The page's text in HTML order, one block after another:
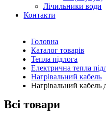
Лічильники води
Контакти
Головна
Каталог товарів
Тепла підлога
Електрична тепла
Нагрівальний кабель
Нагрівальний
Всі товари